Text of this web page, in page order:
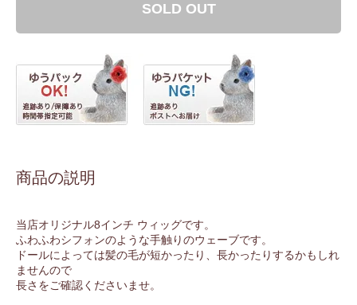
SOLD OUT
商品の説明
当店オリジナル8インチ ウィッグです。
ふわふわシフォンのような手触りのウェーブです。
ドールによっては髪の毛が短かったり、長かったりするかもしれ
ませんので
長さをご確認くださいませ。